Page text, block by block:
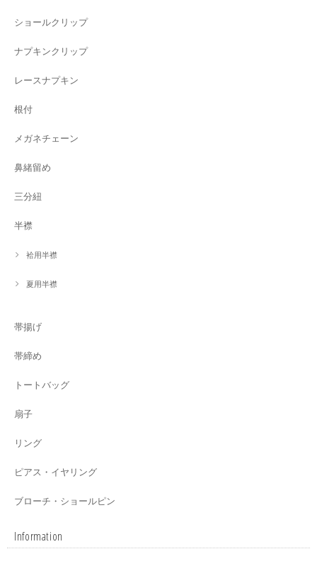
ショールクリップ
ナプキンクリップ
レースナプキン
根付
メガネチェーン
鼻緒留め
三分紐
半襟
袷用半襟
夏用半襟
帯揚げ
帯締め
トートバッグ
扇子
リング
ピアス・イヤリング
ブローチ・ショールピン
Information